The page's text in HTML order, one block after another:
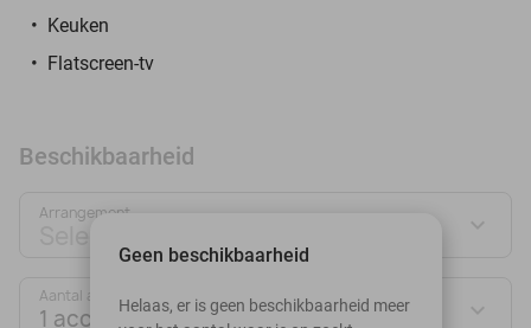
Keuken
Flatscreen-tv
Beschikbaarheid
Arrangement
Selecteer jouw deal
Aantal accommodaties:
1 accommodatie
Geen beschikbaarheid
Helaas, er is geen beschikbaarheid meer